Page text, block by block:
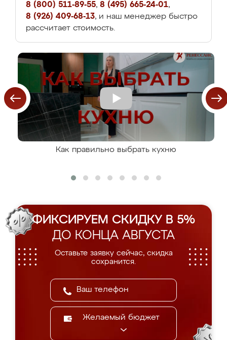
8 (800) 511-89-55, 8 (495) 665-24-01,
8 (926) 409-68-13, и наш менеджер быстро
рассчитает стоимость.
Как правильно выбрать кухню
ФИКСИРУЕМ СКИДКУ В 5%
ДО КОНЦА АВГУСТА
Оставьте заявку сейчас, скидка
сохранится.
Желаемый бюджет